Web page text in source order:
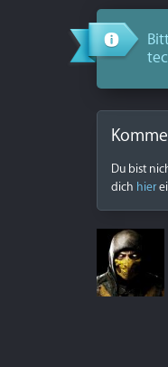
Du bist
dich hier